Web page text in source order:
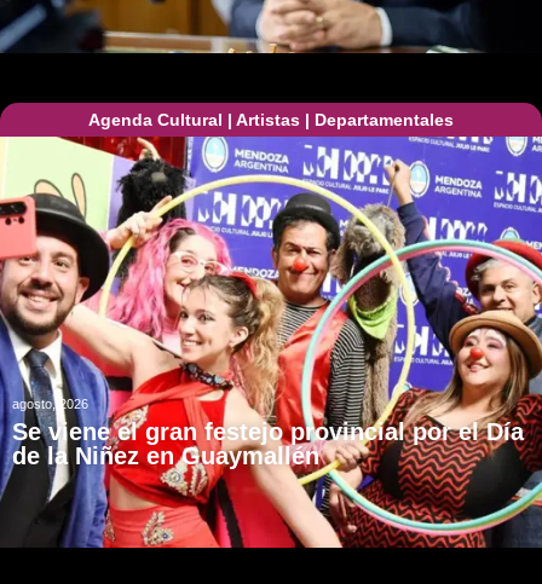
Agenda Cultural | Artistas | Departamentales
agosto, 2026
Se viene el gran festejo provincial por el Día
de la Niñez en Guaymallén